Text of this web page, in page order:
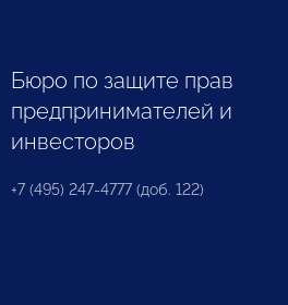
Бюро по защите прав
предпринимателей и
инвесторов
+7 (495) 247-4777 (доб. 122)